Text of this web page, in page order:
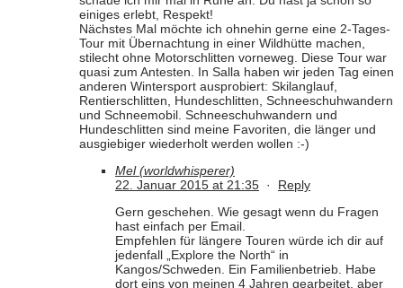
einiges erlebt, Respekt!
Nächstes Mal möchte ich ohnehin gerne eine 2-Tages-
Tour mit Übernachtung in einer Wildhütte machen,
stilecht ohne Motorschlitten vorneweg. Diese Tour war
quasi zum Antesten. In Salla haben wir jeden Tag einen
anderen Wintersport ausprobiert: Skilanglauf,
Rentierschlitten, Hundeschlitten, Schneeschuhwandern
und Schneemobil. Schneeschuhwandern und
Hundeschlitten sind meine Favoriten, die länger und
ausgiebiger wiederholt werden wollen :-)
Mel (worldwhisperer)
22. Januar 2015 at 21:35 · Reply
Gern geschehen. Wie gesagt wenn du Fragen
hast einfach per Email.
Empfehlen für längere Touren würde ich dir auf
jedenfall „Explore the North“ in
Kangos/Schweden. Ein Familienbetrieb. Habe
dort eins von meinen 4 Jahren gearbeitet, aber